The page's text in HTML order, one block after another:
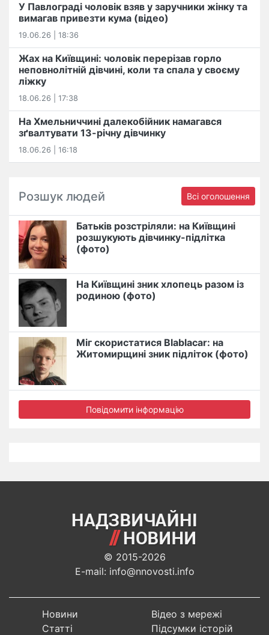
У Павлограді чоловік взяв у заручники жінку та
вимагав привезти кума (відео)
19.06.26 | 18:36
Жах на Київщині: чоловік перерізав горло
неповнолітній дівчині, коли та спала у своєму
ліжку
18.06.26 | 17:38
На Хмельниччині далекобійник намагався
зґвалтувати 13-річну дівчинку
18.06.26 | 16:18
Розшук людей Всі оголошення
Батьків розстріляли: на Київщині
розшукують дівчинку-підлітка
(фото)
На Київщині зник хлопець разом із
родиною (фото)
Міг скористатися Blablacar: на
Житомирщині зник підліток (фото)
Повідомити інформацію
© 2015-2026
E-mail: info@nnovosti.info
Новини
Статті
Відео з мережі
Підсумки історій